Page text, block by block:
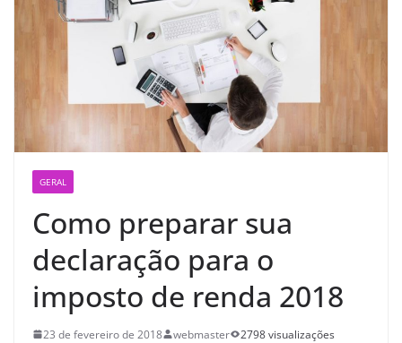
GERAL
Como preparar sua
declaração para o
imposto de renda 2018
23 de fevereiro de 2018 webmaster
2798 visualizações